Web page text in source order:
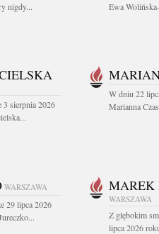
nigdy...
Ewa
3 sierpnia 2026
W dniu 22
Marianna
WARSZAWA
29 lipca 2026
MAREK
WARSZAWA
Z głębokim
lipca 2026